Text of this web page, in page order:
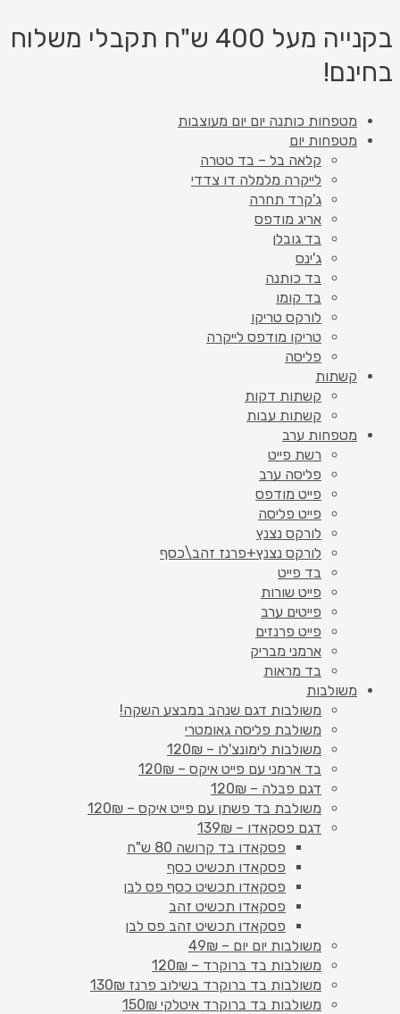
לתוכן
בקנייה מעל 400 ש"ח תקבלי משלוח
בחינם!
מטפחות כותנה יום יום מעוצבות
מטפחות יום
קלאה בל – בד טטרה
לייקרה מלמלה דו צדדי
ג'קרד תחרה
אריג מודפס
בד גובלן
ג'ינס
בד כותנה
בד קומו
לורקס טריקו
טריקו מודפס לייקרה
פליסה
קשתות
קשתות דקות
קשתות עבות
מטפחות ערב
רשת פייט
פליסה ערב
פייט מודפס
פייט פליסה
לורקס נצנץ
לורקס נצנץ+פרנז זהב\כסף
בד פייט
פייט שורות
פייטים ערב
פייט פרנזים
ארמני מבריק
בד מראות
משולבות
משולבות דגם שנהב במבצע השקה!
משולבת פליסה גאומטרי
משולבות לימונצ'לו – 120₪
בד ארמני עם פייט איקס – 120₪
דגם פבלה – 120₪
משולבת בד פשתן עם פייט איקס – 120₪
דגם פסקאדו – 139₪
פסקאדו בד קרושה 80 ש"ח
פסקאדו תכשיט כסף
פסקאדו תכשיט כסף פס לבן
פסקאדו תכשיט זהב
פסקאדו תכשיט זהב פס לבן
משולבות יום יום – 49₪
משולבות בד ברוקרד – 120₪
משולבות בד ברוקרד בשילוב פרנז 130₪
משולבות בד ברוקרד איטלקי 150₪
search
searchהמקורי
היה:
₪60.
הנוכחי
הוא:
₪40.
של
משולבת
כותנה
3